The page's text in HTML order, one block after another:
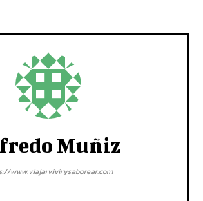
Muñiz
www.viajarvivirysaborear.com